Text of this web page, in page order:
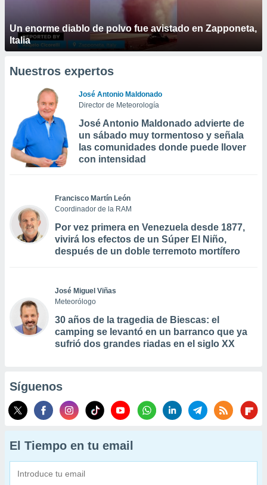
Un enorme diablo de polvo fue avistado en Zapponeta,
Italia
Nuestros expertos
José Antonio Maldonado
Director de Meteorología
José Antonio Maldonado advierte de
un sábado muy tormentoso y señala
las comunidades donde puede llover
con intensidad
Francisco Martín León
Coordinador de la RAM
Por vez primera en Venezuela desde 1877,
vivirá los efectos de un Súper El Niño,
después de un doble terremoto mortífero
José Miguel Viñas
Meteorólogo
30 años de la tragedia de Biescas: el
camping se levantó en un barranco que ya
sufrió dos grandes riadas en el siglo XX
Síguenos
El Tiempo en tu email